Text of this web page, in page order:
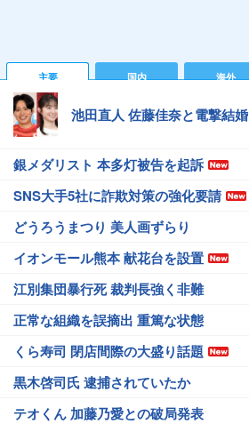
主要 国内 海外
池田直人 佐藤佳奈と電撃結婚
銀メダリスト 本多灯被告を起訴
SNS大手5社に詐欺対策の強化要請
どうろうまつり 美人画ずらり
イオンモール熊本 献花台を設置
江別集団暴行死 裁判長強く非難
正常な組織を誤摘出 重篤な状態
くら寿司 閉店間際の大盛り話題
黒木啓司氏 逮捕されていたか
テオくん 加藤乃愛との破局発表